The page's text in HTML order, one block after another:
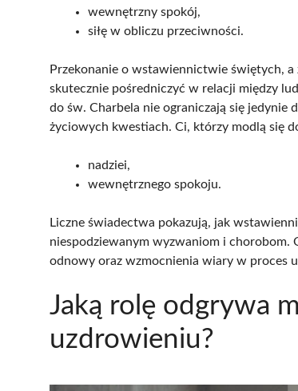
wewnętrzny spokój,
siłę w obliczu przeciwności.
Przekonanie o wstawiennictwie świętych, a
skutecznie pośredniczyć w relacji między
do św. Charbela nie ograniczają się jedynie
życiowych kwestiach. Ci, którzy modlą się
nadziei,
wewnętrznego spokoju.
Liczne świadectwa pokazują, jak
niespodziewanym wyzwaniom i chorobom.
odnowy oraz wzmocnienia wiary w proces
Jaką rolę odgrywa
uzdrowieniu?